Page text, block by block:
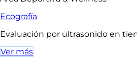
Ecografía
Evaluación por ultrasonido en
Ver más